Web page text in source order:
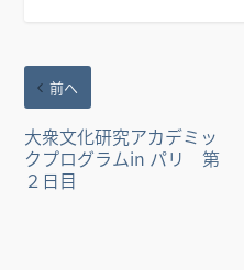
前へ
大衆文化研究アカデミッ
クプログラムin パリ 第
２日目